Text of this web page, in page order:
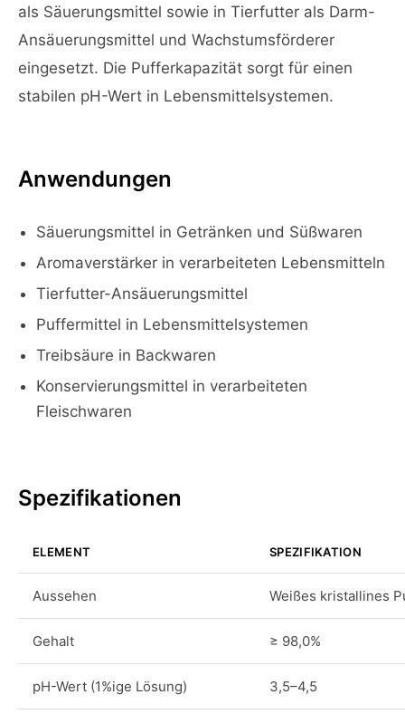
als Säuerungsmittel sowie in Tierfutter als Darm-
Ansäuerungsmittel und Wachstumsförderer
eingesetzt. Die Pufferkapazität sorgt für einen
stabilen pH-Wert in Lebensmittelsystemen.
Anwendungen
Säuerungsmittel in Getränken und Süßwaren
Aromaverstärker in verarbeiteten Lebensmitteln
Tierfutter-Ansäuerungsmittel
Puffermittel in Lebensmittelsystemen
Treibsäure in Backwaren
Konservierungsmittel in verarbeiteten
Fleischwaren
Spezifikationen
ELEMENT SPEZIFIKATION
Aussehen Weißes kristallines
Gehalt ≥ 98,0%
pH-Wert (1%ige Lösung) 3,5–4,5